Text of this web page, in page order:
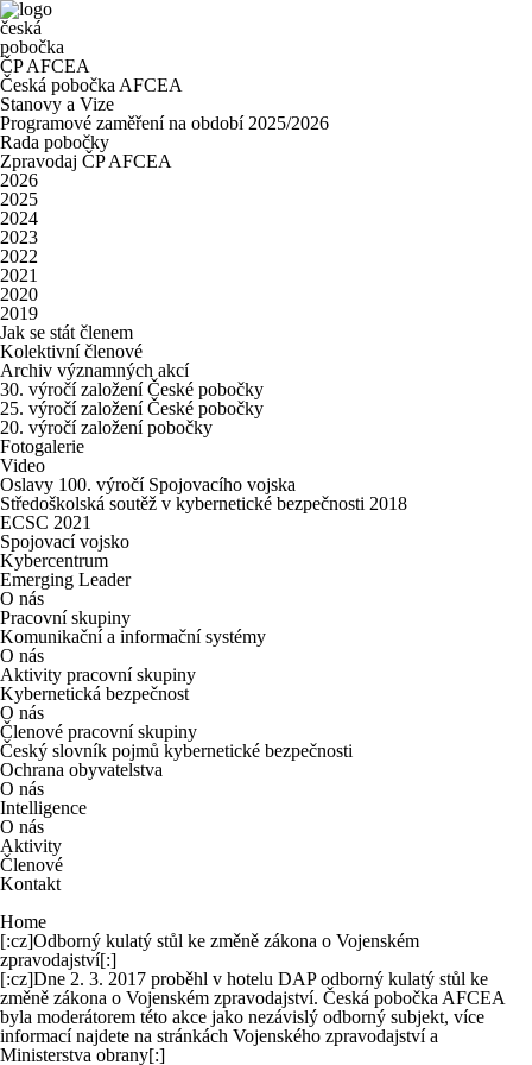
česká
pobočka
ČP AFCEA
Česká pobočka AFCEA
Stanovy a Vize
Programové zaměření na období 2025/2026
Rada pobočky
Zpravodaj ČP AFCEA
2026
2025
2024
2023
2022
2021
2020
2019
Jak se stát členem
Kolektivní členové
Archiv významných akcí
30. výročí založení České pobočky
25. výročí založení České pobočky
20. výročí založení pobočky
Fotogalerie
Video
Oslavy 100. výročí Spojovacího vojska
Středoškolská soutěž v kybernetické bezpečnosti 2018
ECSC 2021
Spojovací vojsko
Kybercentrum
Emerging Leader
O nás
Pracovní skupiny
Komunikační a informační systémy
O nás
Aktivity pracovní skupiny
Kybernetická bezpečnost
O nás
Členové pracovní skupiny
Český slovník pojmů kybernetické bezpečnosti
Ochrana obyvatelstva
O nás
Intelligence
O nás
Aktivity
Členové
Kontakt
Home
[:cz]Odborný kulatý stůl ke změně zákona o Vojenském
zpravodajství[:]
[:cz]Dne 2. 3. 2017 proběhl v hotelu DAP odborný kulatý stůl ke
změně zákona o Vojenském zpravodajství. Česká pobočka AFCEA
byla moderátorem této akce jako nezávislý odborný subjekt, více
informací najdete na stránkách Vojenského zpravodajstvía
Ministerstva obrany[:]